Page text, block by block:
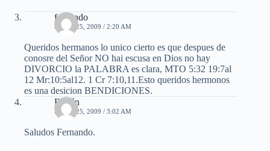
fernando
MAYO 25, 2009 / 2:20 AM
Queridos hermanos lo unico cierto es que despues de
conosre del Señor NO hai escusa en Dios no hay
DIVORCIO la PALABRA es clara, MTO 5:32 19:7al
12 Mr:10:5al12. 1 Cr 7:10,11.Esto queridos hermonos
es una desicion BENDICIONES.
Rubén
MAYO 25, 2009 / 3:02 AM
Saludos Fernando.